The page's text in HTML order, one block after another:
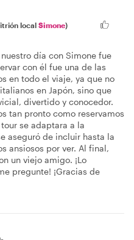
local Simone)
día con Simone fue
con él fue una de las
en todo el viaje, ya que no
en Japón, sino que
divertido y conocedor.
tan pronto como reservamos
se adaptara a la
aseguró de incluir hasta la
ansiosos por ver. Al final,
un viejo amigo. ¡Lo
pregunte! ¡Gracias de